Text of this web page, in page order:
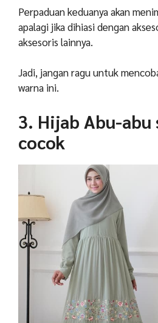
Perpaduan keduanya akan
apalagi jika dihiasi dengan
aksesoris lainnya.
Jadi, jangan ragu untuk
warna ini.
3. Hijab Abu-abu
cocok